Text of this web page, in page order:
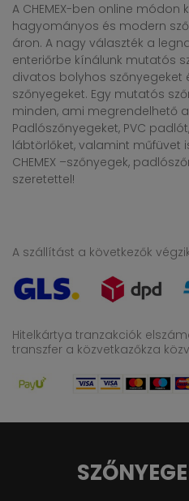
A CHEMEX-ben online módon
hagyományos és modern
áron. A nagy választék a
enteriőrbe kínálunk mutatós
divatos bolyhos szőnyegeket
szőnyegeket. Egy mutatós
minden, ami megrendelhető
Padlószőnyegeket, PVC
lábtörlőket, valamint műfüvet
CHEMEX –szőnyegek,
szeretettel!
A szállítást a következők
Hitelkártya tranzakciók
transzfer a közvetkazőkza